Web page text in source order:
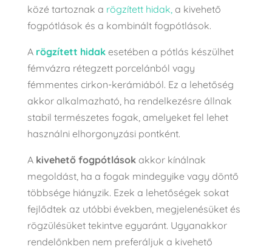
közé tartoznak a rögzített hidak,a kivehető
fogpótlások és a kombinált fogpótlások.
A rögzített hidakesetében a pótlás készülhet
fémvázra rétegzett porcelánból vagy
fémmentes cirkon-kerámiából. Ez a lehetőség
akkor alkalmazható, ha rendelkezésre állnak
stabil természetes fogak, amelyeket fel lehet
használni elhorgonyzási pontként.
A kivehető fogpótlásokakkor kínálnak
megoldást, ha a fogak mindegyike vagy döntő
többsége hiányzik. Ezek a lehetőségek sokat
fejlődtek az utóbbi években, megjelenésüket és
rögzülésüket tekintve egyaránt. Ugyanakkor
rendelőnkben nem preferáljuk a kivehető